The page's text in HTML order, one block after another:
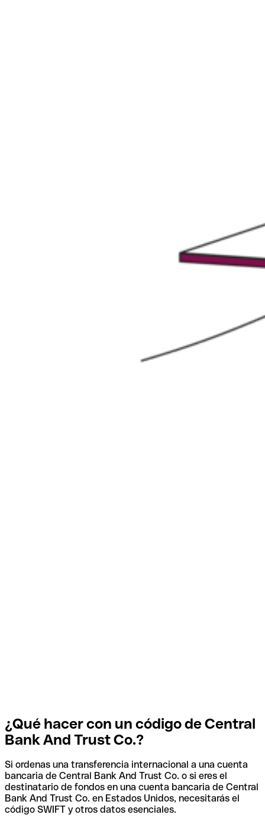
¿Qué hacer con un código de Central
Bank And Trust Co.?
Si ordenas una transferencia internacional a una cuenta
bancaria de Central Bank And Trust Co. o si eres el
destinatario de fondos en una cuenta bancaria de Central
Bank And Trust Co. en Estados Unidos, necesitarás el
código SWIFT y otros datos esenciales.